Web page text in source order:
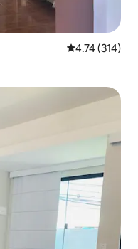
Calificación
4.74 (314)